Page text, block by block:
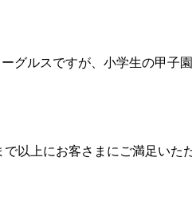
グルスですが、小学生の甲子
以上にお客さまにご満足いた